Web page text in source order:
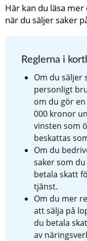
Här kan du läsa
när du säljer saker
Reglerna i
Om du säljer
personligt
om du gör
000 kronor
vinsten som
beskattas
Om du
saker som
betala skatt
tjänst.
Om du mer
att sälja på
du betala
av